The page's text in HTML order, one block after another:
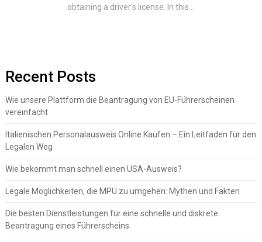
obtaining a driver’s license. In this...
Recent Posts
Wie unsere Plattform die Beantragung von EU-Führerscheinen
vereinfacht
Italienischen Personalausweis Online Kaufen – Ein Leitfaden für den
Legalen Weg
Wie bekommt man schnell einen USA-Ausweis?
Legale Möglichkeiten, die MPU zu umgehen: Mythen und Fakten
Die besten Dienstleistungen für eine schnelle und diskrete
Beantragung eines Führerscheins.